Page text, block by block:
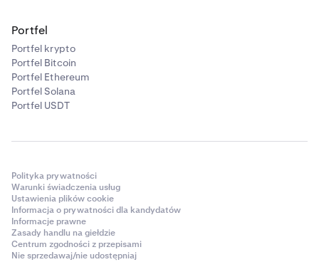
Portfel
Portfel krypto
Portfel Bitcoin
Portfel Ethereum
Portfel Solana
Portfel USDT
Polityka prywatności
Warunki świadczenia usług
Ustawienia plików cookie
Informacja o prywatności dla kandydatów
Informacje prawne
Zasady handlu na giełdzie
Centrum zgodności z przepisami
Nie sprzedawaj/nie udostępniaj